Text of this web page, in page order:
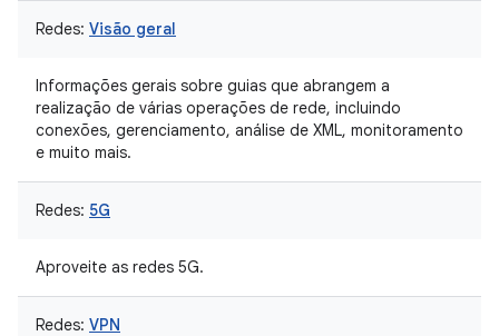
Redes: Visão geral
Informações gerais sobre guias que abrangem a
realização de várias operações de rede, incluindo
conexões, gerenciamento, análise de XML, monitoramento
e muito mais.
Redes: 5G
Aproveite as redes 5G.
Redes: VPN